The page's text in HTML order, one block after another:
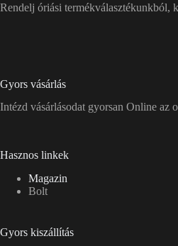
Rendelj óriási termékválasztékunkból,
Gyors vásárlás
Intézd vásárlásodat gyorsan Online az
Hasznos linkek
Magazin
Bolt
Gyors kiszállítás